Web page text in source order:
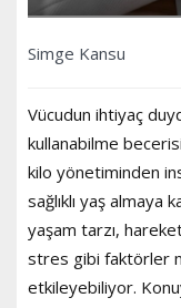
Simge Kansu
Vücudun ihtiyaç
kullanabilme
kilo yönetiminden
sağlıklı yaş
yaşam tarzı,
stres gibi faktörler
etkileyebiliyor.